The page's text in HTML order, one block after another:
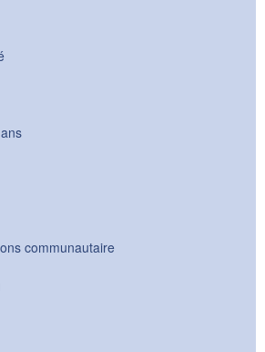
communautaire